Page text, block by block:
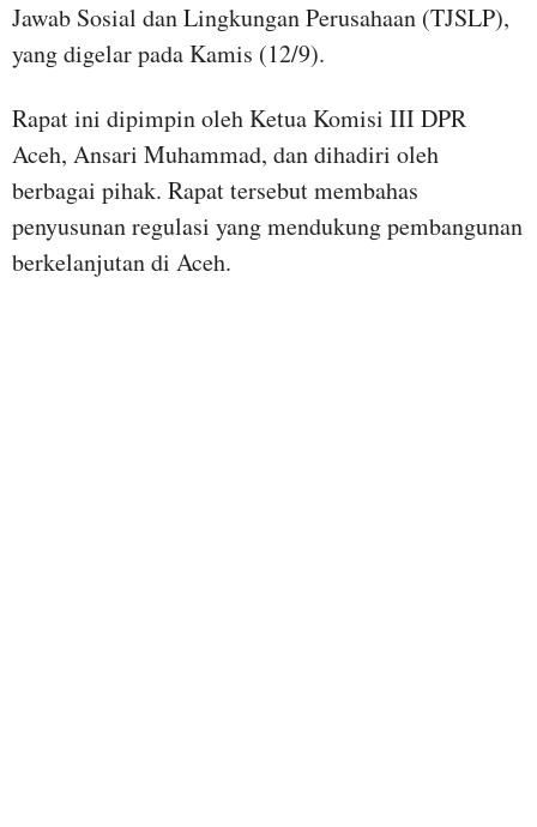
Jawab Sosial dan Lingkungan Perusahaan (TJSLP),
yang digelar pada Kamis (12/9).
Rapat ini dipimpin oleh Ketua Komisi III DPR
Aceh, Ansari Muhammad, dan dihadiri oleh
berbagai pihak. Rapat tersebut membahas
penyusunan regulasi yang mendukung pembangunan
berkelanjutan di Aceh.